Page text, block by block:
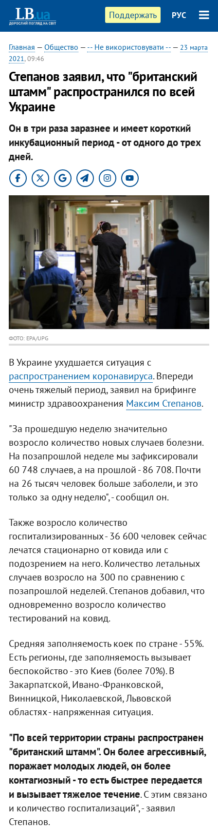
Поддержать РУС
Главная — Общество — -- Не використовувати --— 23 марта
2021, 09:46
Степанов заявил, что "британский
штамм" распространился по всей
Украине
Он в три раза заразнее и имеет короткий
инкубационный период - от одного до трех
дней.
ФОТО: EPA/UPG
В Украине ухудшается ситуация с
распространением коронавируса. Впереди
очень тяжелый период, заявил на брифинге
министр здравоохранения Максим Степанов.
"За прошедшую неделю значительно
возросло количество новых случаев болезни.
На позапрошлой неделе мы зафиксировали
60 748 случаев, а на прошлой - 86 708. Почти
на 26 тысяч человек больше заболели, и это
только за одну неделю", - сообщил он.
Также возросло количество
госпитализированных - 36 600 человек сейчас
лечатся стационарно от ковида или с
подозрением на него. Количество летальных
случаев возросло на 300 по сравнению с
позапрошлой неделей. Степанов добавил, что
одновременно возросло количество
тестирований на ковид.
Средняя заполняемость коек по стране - 55%.
Есть регионы, где заполняемость вызывает
беспокойство - это Киев (более 70%). В
Закарпатской, Ивано-Франковской,
Винницкой, Николаевской, Львовской
областях - напряженная ситуация.
"По всей территории страны распространен
"британский штамм". Он более агрессивный,
поражает молодых людей, он более
контагиозный - то есть быстрее передается
и вызывает тяжелое течение. С этим связано
и количество госпитализаций", - заявил
Степанов.